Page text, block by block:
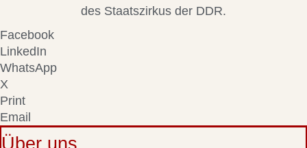
des Staatszirkus der DDR.
Facebook
LinkedIn
WhatsApp
X
Print
Email
Über uns